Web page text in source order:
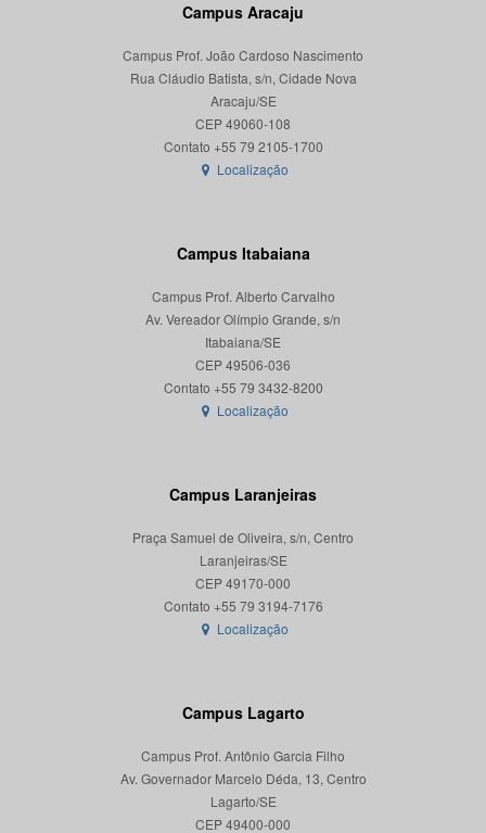
Campus Aracaju
Campus Prof. João Cardoso Nascimento
Rua Cláudio Batista, s/n, Cidade Nova
Aracaju/SE
CEP 49060-108
Localização
Campus Itabaiana
Campus Prof. Alberto Carvalho
Av. Vereador Olímpio Grande, s/n
Itabaiana/SE
CEP 49506-036
Localização
Campus Laranjeiras
Praça Samuel de Oliveira, s/n, Centro
Laranjeiras/SE
CEP 49170-000
Localização
Campus Lagarto
Campus Prof. Antônio Garcia Filho
Av. Governador Marcelo Déda, 13, Centro
Lagarto/SE
CEP 49400-000